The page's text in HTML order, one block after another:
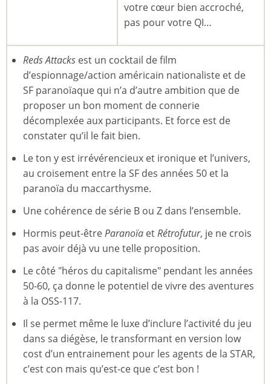
votre cœur bien accroché,
pas pour votre QI…
Reds Attacks est un cocktail de film
d’espionnage/action américain nationaliste et de
SF paranoïaque qui n’a d’autre ambition que de
proposer un bon moment de connerie
décomplexée aux participants. Et force est de
constater qu’il le fait bien.
Le ton y est irrévérencieux et ironique et l’univers,
au croisement entre la SF des années 50 et la
paranoïa du maccarthysme.
Une cohérence de série B ou Z dans l’ensemble.
Hormis peut-êtreParanoïa etRétrofutur, je ne crois
pas avoir déjà vu une telle proposition.
Le côté "héros du capitalisme" pendant les années
50-60, ça donne le potentiel de vivre des aventures
à la OSS-117.
Il se permet même le luxe d’inclure l’activité du jeu
dans sa diégèse, le transformant en version low
cost d’un entrainement pour les agents de la STAR,
c’est con mais qu’est-ce que c’est bon !